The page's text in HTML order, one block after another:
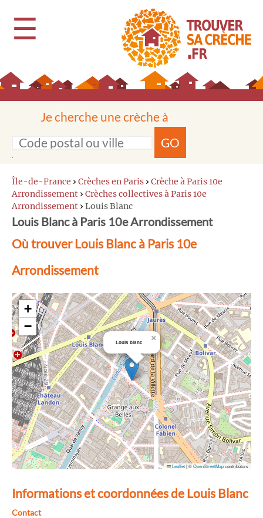
☰
Je cherche une crèche à
GO
Île-de-France › Crèches en Paris › Crèche à Paris 10e
Arrondissement › Crèches collectives à Paris 10e
Arrondissement › Louis Blanc
Louis Blanc à Paris 10e Arrondissement
Où trouver Louis Blanc à Paris 10e
Arrondissement
Louis blanc ×
+
−
Leaflet|©OpenStreetMapcontributors
Informations et coordonnées de Louis Blanc
Contact